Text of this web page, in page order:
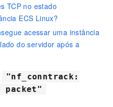
TCP no estado
ECS Linux?
acessar uma instância
do servidor após a
"nf_conntrack: